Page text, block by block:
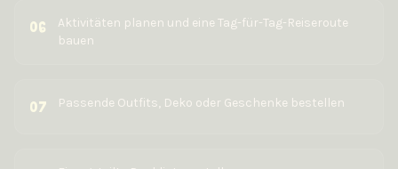
06
Aktivitäten planen und eine Tag-für-Tag-Reiseroute
bauen
07 Passende Outfits, Deko oder Geschenke bestellen